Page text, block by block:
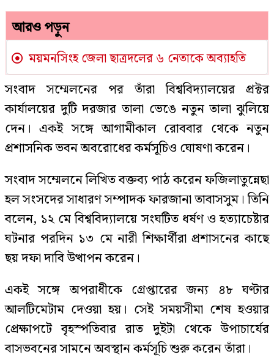
আরও পড়ুন
ময়মনসিংহ জেলা ছাত্রদলের ৬ নেতাকে অব্যাহতি
সংবাদ সম্মেলনের পর তাঁরা বিশ্ববিদ্যালয়ের প্রক্টর
কার্যালয়ের দুটি দরজার তালা ভেঙে নতুন তালা ঝুলিয়ে
দেন। একই সঙ্গে আগামীকাল রোববার থেকে নতুন
প্রশাসনিক ভবন অবরোধের কর্মসূচিও ঘোষণা করেন।
সংবাদ সম্মেলনে লিখিত বক্তব্য পাঠ করেন ফজিলাতুন্নেছা
হল সংসদের সাধারণ সম্পাদক ফারজানা তাবাসসুম। তিনি
বলেন, ১২ মে বিশ্ববিদ্যালয়ে সংঘটিত ধর্ষণ ও হত্যাচেষ্টার
ঘটনার পরদিন ১৩ মে নারী শিক্ষার্থীরা প্রশাসনের কাছে
ছয় দফা দাবি উত্থাপন করেন।
একই সঙ্গে অপরাধীকে গ্রেপ্তারের জন্য ৪৮ ঘণ্টার
আলটিমেটাম দেওয়া হয়। সেই সময়সীমা শেষ হওয়ার
প্রেক্ষাপটে বৃহস্পতিবার রাত দুইটা থেকে উপাচার্যের
বাসভবনের সামনে অবস্থান কর্মসূচি শুরু করেন তাঁরা।